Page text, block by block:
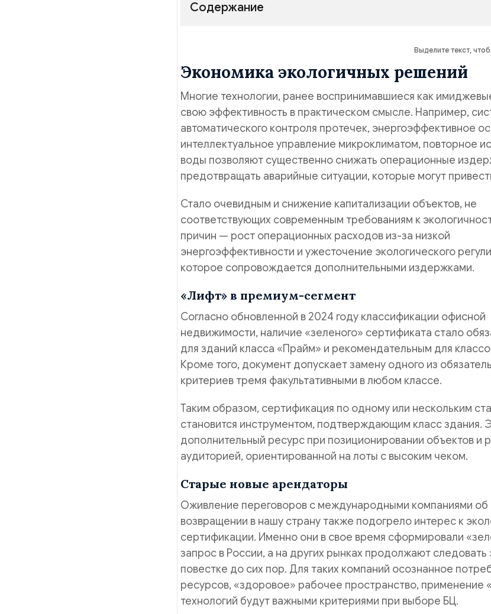
Содержание
Выделите текст,
Экономика экологичных решений
Многие технологии, ранее воспринимавшиеся как
свою эффективность в практическом смысле. Например,
автоматического контроля протечек, энергоэффективное
интеллектуальное управление микроклиматом, повторное
воды позволяют существенно снижать операционные
предотвращать аварийные ситуации, которые могут
Стало очевидным и снижение капитализации объектов, не
соответствующих современным требованиям к
причин — рост операционных расходов из-за низкой
энергоэффективности и ужесточение экологического
которое сопровождается дополнительными издержками.
«Лифт» в премиум-сегмент
Согласно обновленной в 2024 году классификации офисной
недвижимости, наличие «зеленого» сертификата стало
для зданий класса «Прайм» и рекомендательным для
Кроме того, документ допускает замену одного из
критериев тремя факультативными в любом классе.
Таким образом, сертификация по одному или нескольким
становится инструментом, подтверждающим класс здания.
дополнительный ресурс при позиционировании объектов и
аудиторией, ориентированной на лоты с высоким чеком.
Старые новые арендаторы
Оживление переговоров с международными компаниями об
возвращении в нашу страну также подогрело интерес к
сертификации. Именно они в свое время сформировали
запрос в России, а на других рынках продолжают следовать
повестке до сих пор. Для таких компаний осознанное
ресурсов, «здоровое» рабочее пространство, применение
технологий будут важными критериями при выборе БЦ.